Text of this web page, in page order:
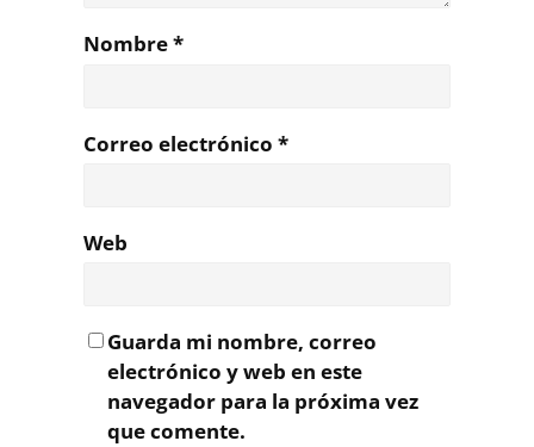
Nombre*
Correo electrónico *
Web
Guarda mi nombre, correo
electrónico y web en este
navegador para la próxima vez
que comente.